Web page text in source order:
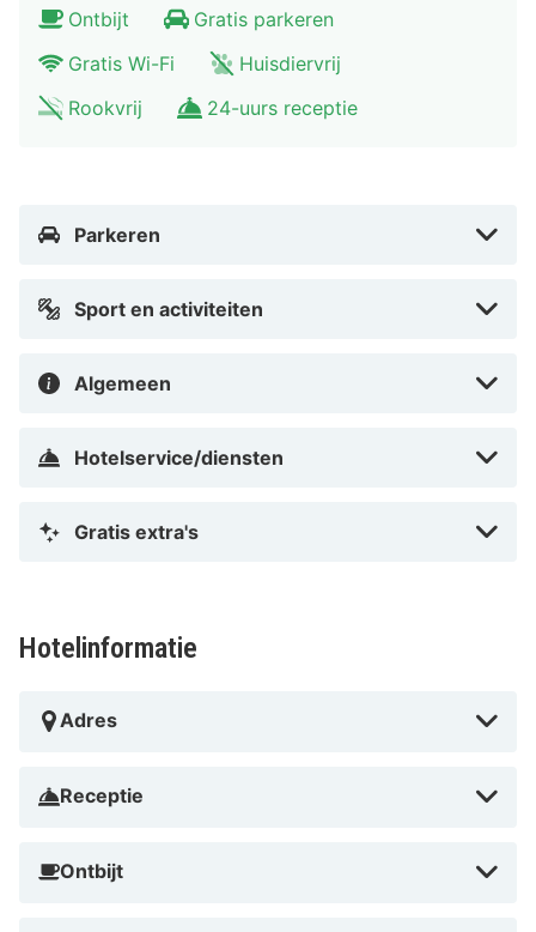
Ontbijt
Gratis parkeren
Gratis Wi-Fi
Huisdiervrij
Rookvrij
24-uurs receptie
Parkeren
Sport en activiteiten
Algemeen
Hotelservice/diensten
Gratis extra's
Hotelinformatie
Adres
Receptie
Ontbijt